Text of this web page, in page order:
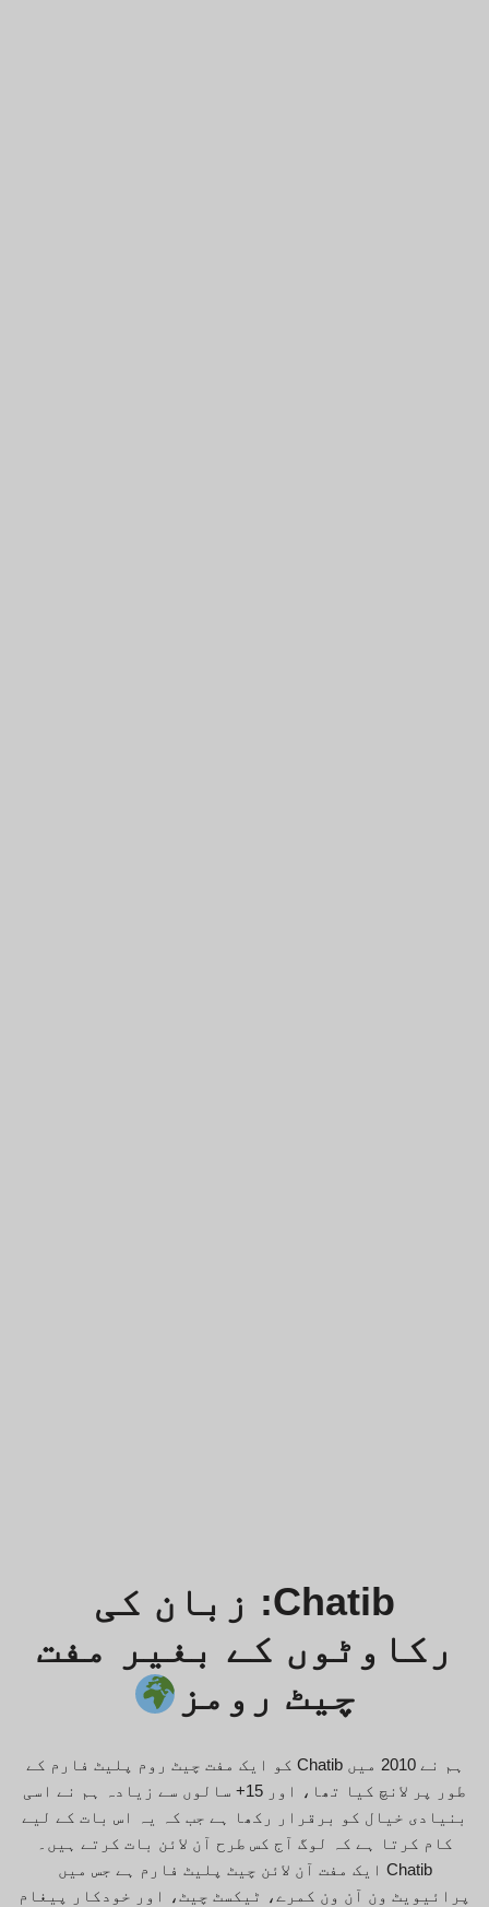
Chatib: زبان کی
رکاوٹوں کے بغیر مفت
چیٹ رومز
ہم نے 2010 میں Chatib کو ایک مفت چیٹ روم پلیٹ فارم کے
طور پر لانچ کیا تھا، اور 15+ سالوں سے زیادہ ہم نے اسی
بنیادی خیال کو برقرار رکھا ہے جب کہ یہ اس بات کے لیے
کام کرتا ہے کہ لوگ آج کس طرح آن لائن بات کرتے ہیں۔
Chatib ایک مفت آن لائن چیٹ پلیٹ فارم ہے جس میں
پرائیویٹ ون آن ون کمرے، ٹیکسٹ چیٹ، اور خودکار پیغام